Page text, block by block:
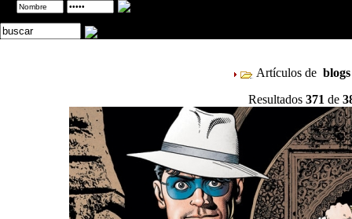
Artículos de
Resultados 371 de